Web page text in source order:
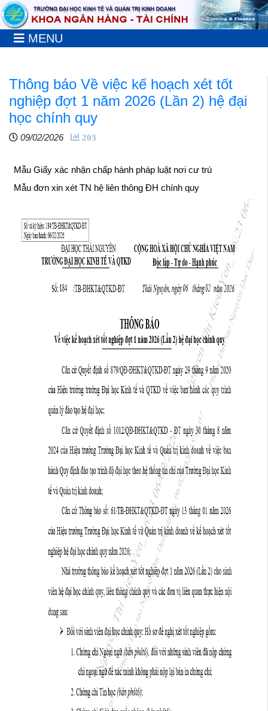
MENU
Thông báo Về việc kế hoạch xét tốt
nghiệp đợt 1 năm 2026 (Lần 2) hệ đại
học chính quy
09/02/2026 203
Mẫu Giấy xác nhận chấp hành pháp luật nơi cư trú
Mẫu đơn xin xét TN hệ liên thông ĐH chính quy